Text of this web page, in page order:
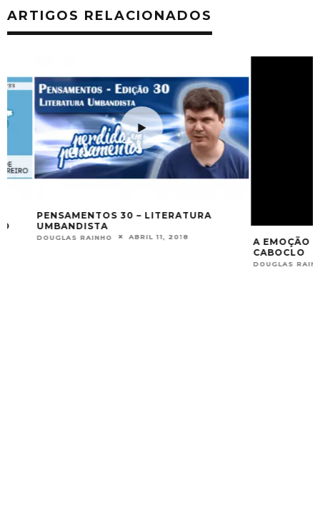
ARTIGOS RELACIONADOS
PENSAMENTOS 30 – LITERATURA
UMBANDISTA
DOUGLAS RAINHO ABRIL 11, 2018
A EMOÇÃO DE
CABOCLO
DOUGLAS RAINHO